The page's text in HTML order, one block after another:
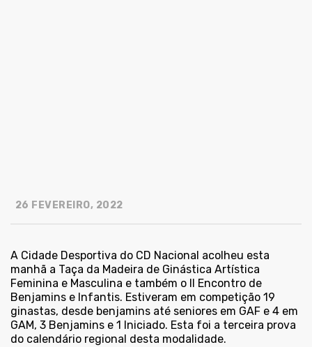
26 FEVEREIRO, 2022
A Cidade Desportiva do CD Nacional acolheu esta
manhã a Taça da Madeira de Ginástica Artística
Feminina e Masculina e também o II Encontro de
Benjamins e Infantis. Estiveram em competição 19
ginastas, desde benjamins até seniores em GAF e 4 em
GAM, 3 Benjamins e 1 Iniciado. Esta foi a terceira prova
do calendário regional desta modalidade.